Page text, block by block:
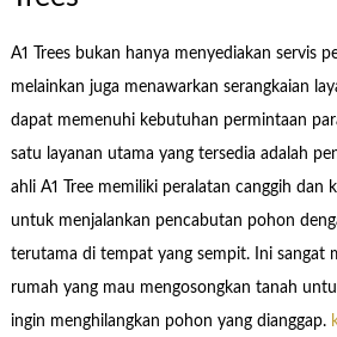
A1 Trees bukan hanya menyediakan servis
melainkan juga menawarkan serangkaian
dapat memenuhi kebutuhan permintaan
satu layanan utama yang tersedia adalah
ahli A1 Tree memiliki peralatan canggih dan
untuk menjalankan pencabutan pohon
terutama di tempat yang sempit. Ini sangat
rumah yang mau mengosongkan tanah
ingin menghilangkan pohon yang dianggap.